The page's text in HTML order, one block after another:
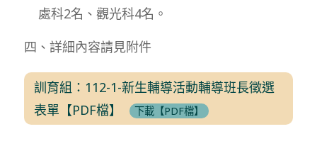
處科2名、觀光科4名。
四、詳細內容請見附件
訓育組：112-1-新生輔導活動輔導班長徵選
表單【PDF檔】
下載【PDF檔】